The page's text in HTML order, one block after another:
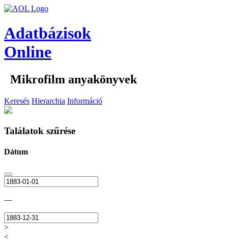
Adatbázisok
Online
Mikrofilm anyakönyvek
Keresés Hierarchia Információ
Találatok szűrése
Dátum
—
>
<